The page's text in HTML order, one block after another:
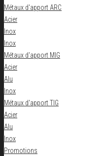
Métaux d'apport ARC
Acier
Inox
Inox
Métaux d'apport MIG
Acier
Alu
Inox
Métaux d'apport TIG
Acier
Alu
Inox
Promotions